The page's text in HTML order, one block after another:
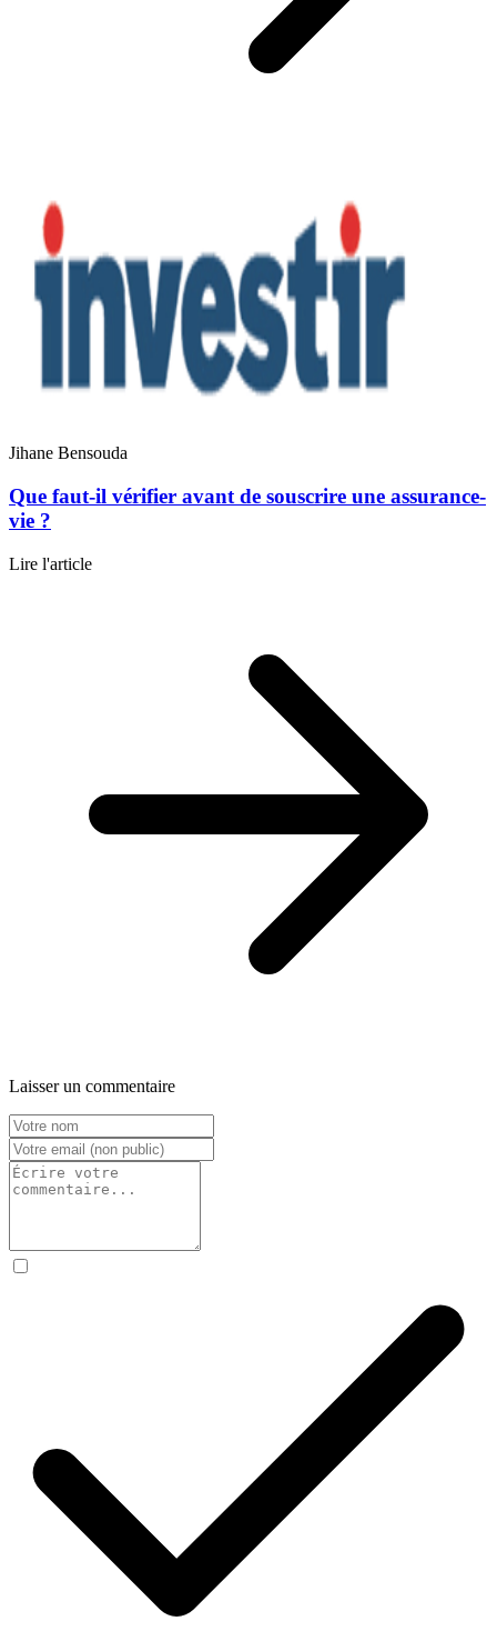
Jihane Bensouda
Que faut-il vérifier avant de souscrire une assurance-
vie ?
Lire l'article
Laisser un commentaire